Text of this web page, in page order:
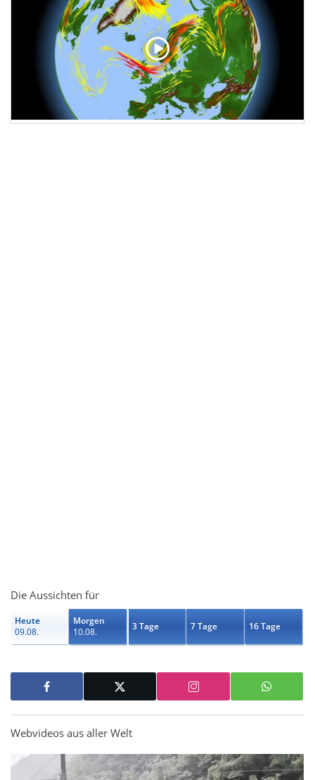
Die Aussichten für
Heute
09.08.
Morgen
10.08.
3 Tage 7 Tage 16 Tage
Webvideos aus aller Welt